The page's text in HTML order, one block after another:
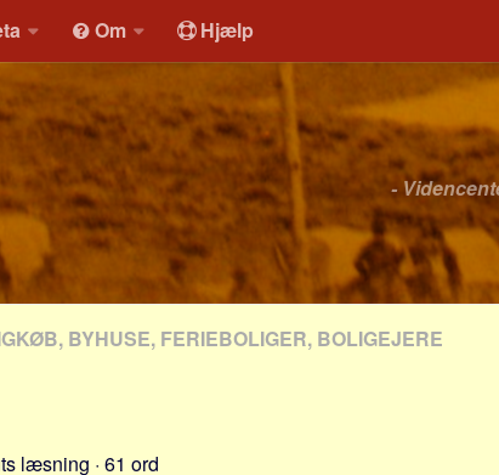
Om Hjælp
-
BYHUSE, FERIEBOLIGER, BOLIGEJERE
læsning · 61 ord